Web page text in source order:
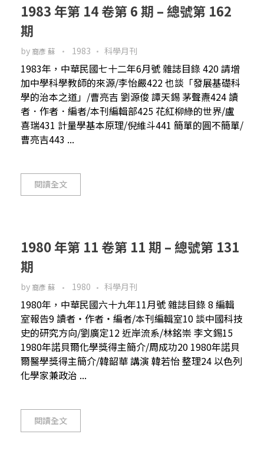
1983 年第 14 卷第 6 期 – 總號第 162
期
by 裔彥 蘇 1983 科學月刊
1983年，中華民國七十二年6月號 雜誌目錄 420 請增
加中學科學教師的來源/李怡嚴422 也談「發展基礎科
學的治本之道」/曹亮吉 劉源俊 譚天錫 茅聲燾424 讀
者．作者．編者/本刊編輯部425 花紅柳綠的世界/盧
喜瑞431 計量學基本原理/倪維斗441 簡單的圓不簡單/
曹亮吉443 ...
閱讀全文
1980 年第 11 卷第 11 期 – 總號第 131
期
by 裔彥 蘇 1980 科學月刊
1980年，中華民國六十九年11月號 雜誌目錄 8 編輯
室報告9 讀者‧作者‧編者/本刊編輯室10 談中國科技
史的研究方向/劉廣定12 近岸流系/林銘崇 李文錫15
1980年諾貝爾化學獎得主簡介/周成功20 1980年諾貝
爾醫學獎得主簡介/韓韶華 講演 韓若怡 整理24 以色列
化學家兼政治 ...
閱讀全文